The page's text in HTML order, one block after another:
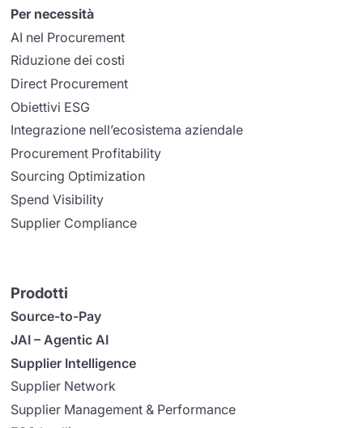
Per necessità
AI nel Procurement
Riduzione dei costi
Direct Procurement
Obiettivi ESG
Integrazione nell’ecosistema aziendale
Procurement Profitability
Sourcing Optimization
Spend Visibility
Supplier Compliance
Prodotti
Source-to-Pay
JAI – Agentic AI
Supplier Intelligence
Supplier Network
Supplier Management & Performance